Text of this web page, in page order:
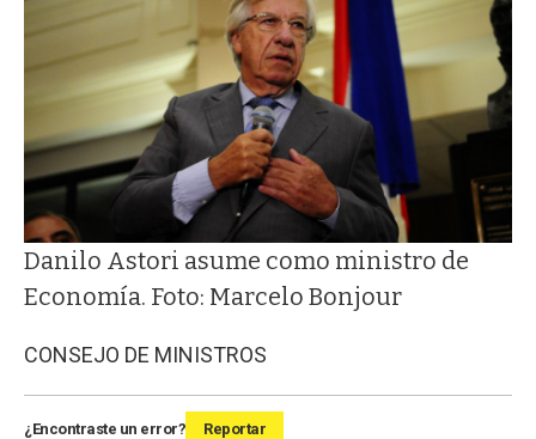
Danilo Astori asume como ministro de
Economía. Foto: Marcelo Bonjour
CONSEJO DE MINISTROS
¿Encontraste un error? Reportar